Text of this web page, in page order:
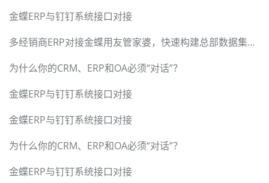
金蝶ERP与钉钉系统接口对接
多经销商ERP对接金蝶用友管家婆，快速构建总部数据集成中台
为什么你的CRM、ERP和OA必须“对话”？
金蝶ERP与钉钉系统接口对接
金蝶ERP与钉钉系统接口对接
为什么你的CRM、ERP和OA必须“对话”？
金蝶ERP与钉钉系统接口对接